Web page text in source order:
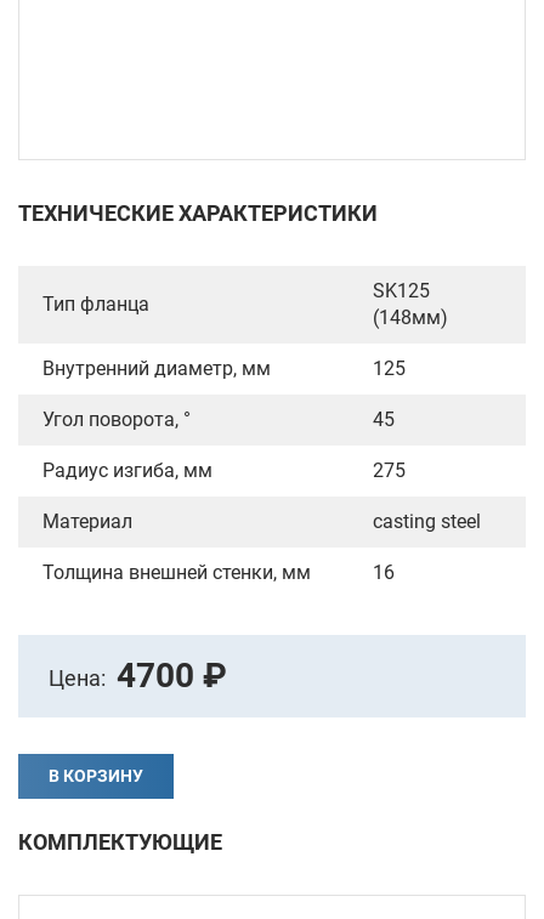
ТЕХНИЧЕСКИЕ ХАРАКТЕРИСТИКИ
Тип фланца
SK125
(148мм)
Внутренний диаметр, мм 125
Угол поворота, ° 45
Радиус изгиба, мм 275
Материал casting steel
Толщина внешней стенки, мм 16
Цена: 4700 ₽
В КОРЗИНУ
КОМПЛЕКТУЮЩИЕ